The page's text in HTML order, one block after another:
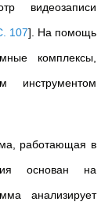
видеозаписи
107] . На помощь
комплексы,
инструментом
работающая в
основан на
анализирует